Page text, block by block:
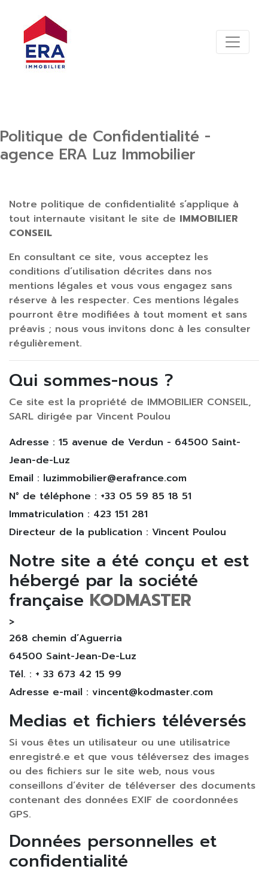
Politique de Confidentialité -
agence ERA Luz Immobilier
Notre politique de confidentialité s’applique à
tout internaute visitant le site de IMMOBILIER
CONSEIL
En consultant ce site, vous acceptez les
conditions d’utilisation décrites dans nos
mentions légales et vous vous engagez sans
réserve à les respecter. Ces mentions légales
pourront être modifiées à tout moment et sans
préavis ; nous vous invitons donc à les consulter
régulièrement.
Qui sommes-nous ?
Ce site est la propriété de IMMOBILIER CONSEIL,
SARL dirigée par Vincent Poulou
Adresse : 15 avenue de Verdun - 64500 Saint-
Jean-de-Luz
Email : luzimmobilier@erafrance.com
N° de téléphone : +33 05 59 85 18 51
Immatriculation : 423 151 281
Directeur de la publication : Vincent Poulou
Notre site a été conçu et est
hébergé par la société
française KODMASTER
>
268 chemin d’Aguerria
64500 Saint-Jean-De-Luz
Tél. : + 33 673 42 15 99
Adresse e-mail : vincent@kodmaster.com
Medias et fichiers téléversés
Si vous êtes un utilisateur ou une utilisatrice
enregistré.e et que vous téléversez des images
ou des fichiers sur le site web, nous vous
conseillons d’éviter de téléverser des documents
contenant des données EXIF de coordonnées
GPS.
Données personnelles et
confidentialité